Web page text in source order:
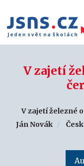
V zajetí
V zajetí železné
Ján Novák